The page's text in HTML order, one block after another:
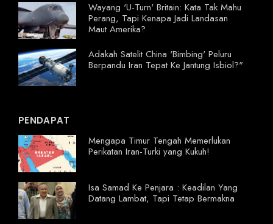
Wayang 'U-Turn' Britain: Kata Tak Mahu
Perang, Tapi Kenapa Jadi Landasan
Maut Amerika?
Adakah Satelit China 'Bimbing' Peluru
Berpandu Iran Tepat Ke Jantung Isbiol?"
PENDAPAT
Mengapa Timur Tengah Memerlukan
Perikatan Iran-Turki yang Kukuh!
Isa Samad Ke Penjara : Keadilan Yang
Datang Lambat, Tapi Tetap Bermakna